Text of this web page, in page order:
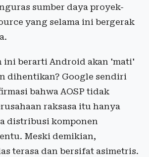
sumber daya proyek-
yang selama ini bergerak
ini berarti Android akan 'mati'
dihentikan? Google sendiri
bahwa AOSP tidak
raksasa itu hanya
distribusi komponen
Meski demikian,
terasa dan bersifat asimetris.